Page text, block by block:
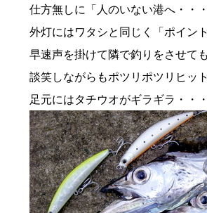
仕方無しに「人のいない港へ・・・
外灯にはワタシと同じく「ポイン
早速声を掛けて隣で釣りをさせて
談笑しながらもポツリポツリヒッ
足元にはタチウオがギラギラ・・・